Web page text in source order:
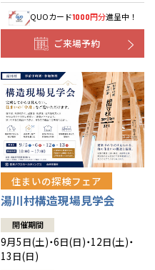
QUOカード1000円分進呈中！
ご来場予約
住まいの探検フェア
湯川村構造現場見学会
開催期間
9月5日(土)・6日(日)・12日(土)・
13日(日)